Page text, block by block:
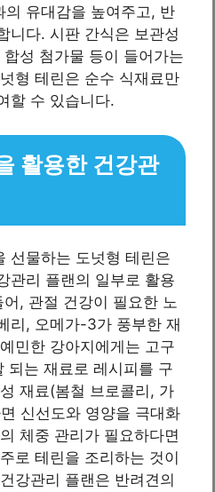
의 유대감을 높여주고, 반
니다. 시판 간식은 보관성
성 첨가물 등이 들어가는
형 테린은 순수 식재료만
할 수 있습니다.
활용한 건강관
선물하는 도넛형 테린은
관리 플랜의 일부로 활용
, 관절 건강이 필요한 노
리, 오메가-3가 풍부한 재
민한 강아지에게는 고구
되는 재료로 레시피를 구
재료(봄철 브로콜리, 가
신선도와 영양을 극대화
체중 관리가 필요하다면
로 테린을 조리하는 것이
강관리 플랜은 반려견의